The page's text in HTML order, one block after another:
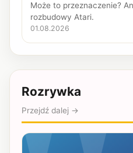
Może to przeznaczenie?
rozbudowy Atari.
01.08.2026
Rozrywka
Przejdź dalej →